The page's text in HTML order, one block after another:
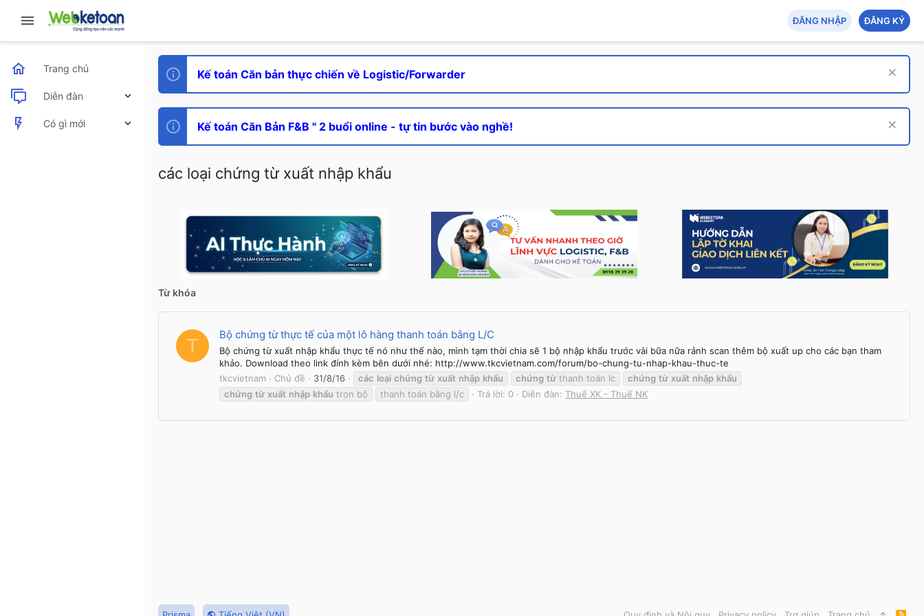
ĐĂNG NHẬP ĐĂNG KÝ
Trang chủ
Diễn đàn
Bài viết mớiCó gì mới
Kế toán Căn bản thực chiến về Logistic/Forwarder
Kế toán Căn Bản F&B " 2 buổi online - tự tin bước vào nghề!
các loại chứng từ xuất nhập khẩu
Từ khóa
T Bộ chứng từ thực tế của một lô hàng thanh toán bằng L/C
Bộ chứng từ xuất nhập khẩu thực tế nó như thế nào, mình tạm thời chia sẽ 1 bộ nhập khẩu trước vài bữa nữa rảnh scan thêm bộ xuất up cho các bạn tham
khảo. Download theo link đính kèm bên dưới nhé: http://www.tkcvietnam.com/forum/bo-chung-tu-nhap-khau-thuc-te
tkcvietnam
Chủ đề 31/8/16 các loại chứng từ xuất nhập khẩu chứng từ thanh toán lc chứng từ xuất nhập khẩu
chứng từ xuất nhập khẩu trọn bộ thanh toán bằng l/c Trả lời: 0 Diễn đàn: Thuế XK - Thuế NK
R